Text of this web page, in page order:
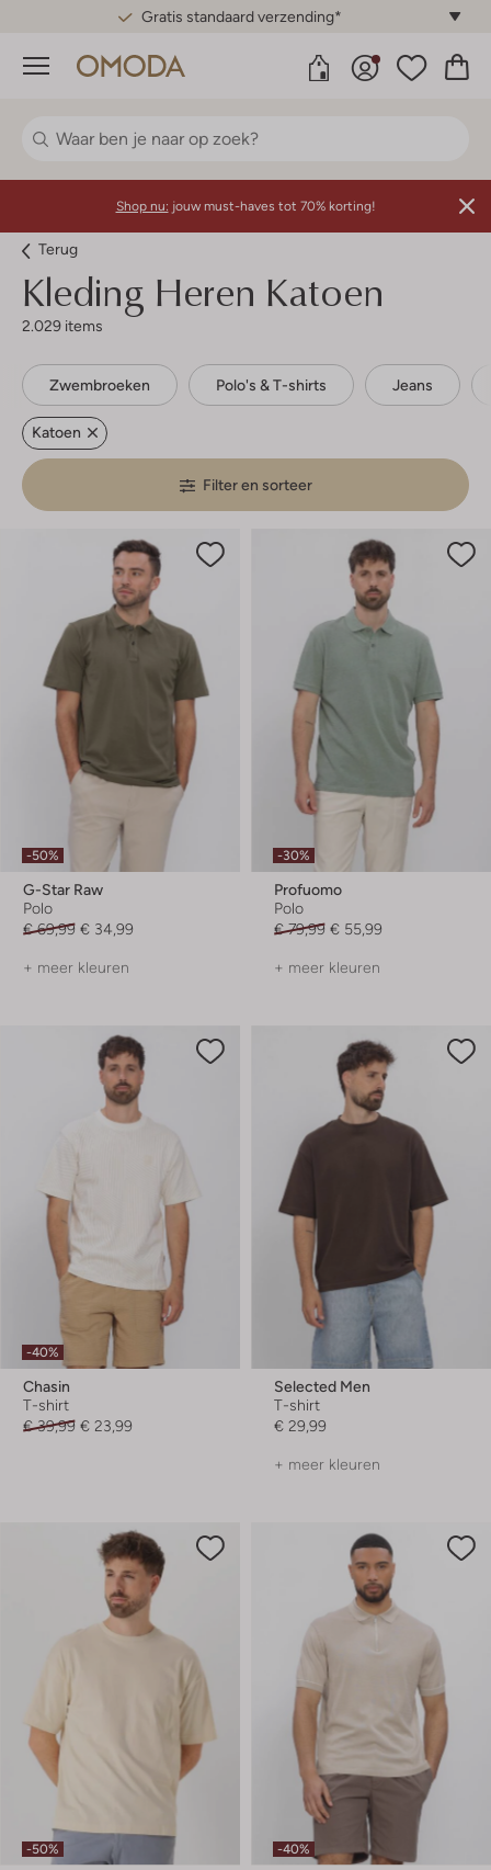
Gratis standaard verzending*
Menu
Shop nu: jouw must-haves tot 70% korting!
Terug
Kleding Heren Katoen
2.029 items
Zwembroeken Polo's & T-shirts Jeans
Katoen
Filter en sorteer
-50%
G-Star Raw
Polo
€ 69,99 € 34,99
+ meer kleuren
-30%
Profuomo
Polo
€ 79,99 € 55,99
+ meer kleuren
-40%
Chasin
T-shirt
€ 39,99 € 23,99
Selected Men
T-shirt
€ 29,99
+ meer kleuren
-50% -40%